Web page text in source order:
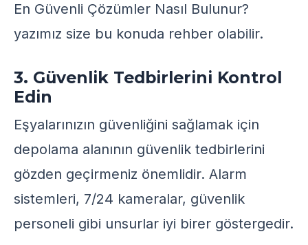
En Güvenli Çözümler Nasıl Bulunur?
yazımız size bu konuda rehber olabilir.
3. Güvenlik Tedbirlerini Kontrol
Edin
Eşyalarınızın güvenliğini sağlamak için
depolama alanının güvenlik tedbirlerini
gözden geçirmeniz önemlidir. Alarm
sistemleri, 7/24 kameralar, güvenlik
personeli gibi unsurlar iyi birer göstergedir.